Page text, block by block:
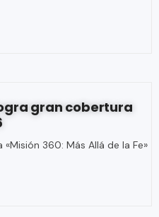
gran cobertura
360: Más Allá de la Fe»